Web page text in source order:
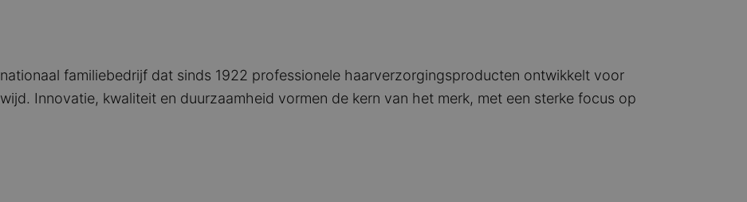
familiebedrijf dat sinds 1922 professionele haarverzorgingsproducten ontwikkelt voor
Innovatie, kwaliteit en duurzaamheid vormen de kern van het merk, met een sterke focus op